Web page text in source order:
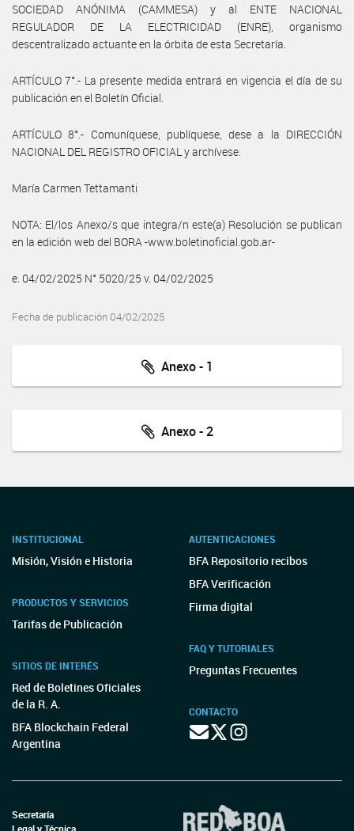
SOCIEDAD ANÓNIMA (CAMMESA) y al ENTE NACIONAL
REGULADOR DE LA ELECTRICIDAD (ENRE), organismo
descentralizado actuante en la órbita de esta Secretaría.
ARTÍCULO 7°.- La presente medida entrará en vigencia el día de su
publicación en el Boletín Oficial.
ARTÍCULO 8°.- Comuníquese, publíquese, dese a la DIRECCIÓN
NACIONAL DEL REGISTRO OFICIAL y archívese.
María Carmen Tettamanti
NOTA: El/los Anexo/s que integra/n este(a) Resolución se publican
en la edición web del BORA -www.boletinoficial.gob.ar-
e. 04/02/2025 N° 5020/25 v. 04/02/2025
Fecha de publicación 04/02/2025
Anexo - 1
Anexo - 2
INSTITUCIONAL
Misión, Visión e Historia
PRODUCTOS Y SERVICIOS
Tarifas de Publicación
SITIOS DE INTERÉS
Red de Boletines Oficiales
de la R. A.
BFA Blockchain Federal
Argentina
AUTENTICACIONES
BFA Repositorio recibos
BFA Verificación
Firma digital
FAQ Y TUTORIALES
Preguntas Frecuentes
CONTACTO
Secretaría